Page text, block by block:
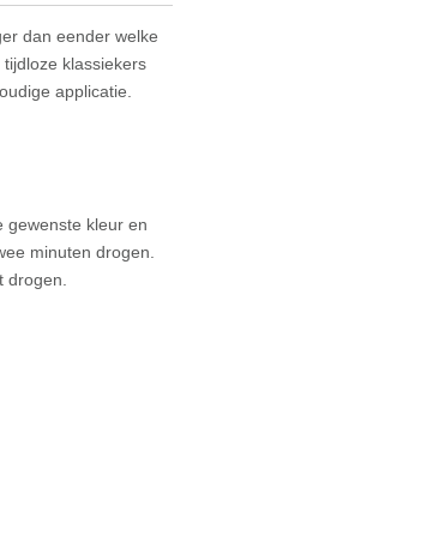
dan eender welke
klassiekers
applicatie.
gewenste kleur en
minuten drogen.